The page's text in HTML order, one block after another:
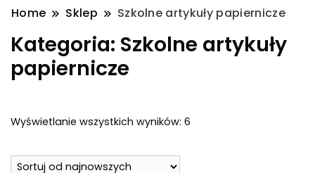
Home Sklep Szkolne artykuły papiernicze
Kategoria: Szkolne artykuły
papiernicze
Wyświetlanie wszystkich wyników: 6